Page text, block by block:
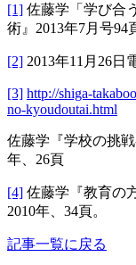
[1] 佐藤学「学び合
術』2013年7月号94
[2] 2013年11月26日
[3] http://shiga-
no-kyoudoutai.html
佐藤学『学校の挑
年、26頁
[4] 佐藤学『教育の
2010年、34頁。
記事一覧に戻る